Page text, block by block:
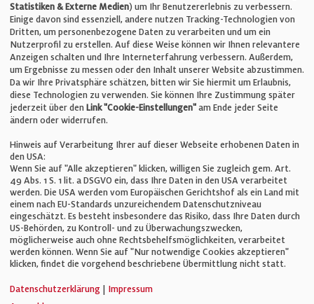
E-Mail:info@bauelemente-bau.eu
Unternehmen
Impressum
Cookie-Einstellungen
AGB
© Verlag für Fachpublizistik GmbH
Statistiken & Externe Medien) um Ihr Benutzererlebnis zu verbessern.
Einige davon sind essenziell, andere nutzen Tracking-Technologien von
Dritten, um personenbezogene Daten zu verarbeiten und um ein
Nutzerprofil zu erstellen. Auf diese Weise können wir Ihnen relevantere
Anzeigen schalten und Ihre Interneterfahrung verbessern. Außerdem,
um Ergebnisse zu messen oder den Inhalt unserer Website abzustimmen.
Da wir Ihre Privatsphäre schätzen, bitten wir Sie hiermit um Erlaubnis,
diese Technologien zu verwenden. Sie können Ihre Zustimmung später
jederzeit über den Link "Cookie-Einstellungen" am Ende jeder Seite
ändern oder widerrufen.
Hinweis auf Verarbeitung Ihrer auf dieser Webseite erhobenen Daten in
den USA:
Wenn Sie auf "Alle akzeptieren" klicken, willigen Sie zugleich gem. Art.
49 Abs. 1 S. 1 lit. a DSGVO ein, dass Ihre Daten in den USA verarbeitet
werden. Die USA werden vom Europäischen Gerichtshof als ein Land mit
einem nach EU-Standards unzureichendem Datenschutzniveau
eingeschätzt. Es besteht insbesondere das Risiko, dass Ihre Daten durch
US-Behörden, zu Kontroll- und zu Überwachungszwecken,
möglicherweise auch ohne Rechtsbehelfsmöglichkeiten, verarbeitet
werden können. Wenn Sie auf "Nur notwendige Cookies akzeptieren"
klicken, findet die vorgehend beschriebene Übermittlung nicht statt.
Datenschutzerklärung
Impressum